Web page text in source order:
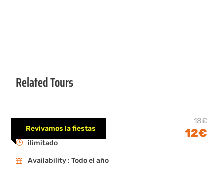
Related Tours
Revivamos la fiestas
Magos en Girona 18€
12€
ilimitado
Availability : Todo el año